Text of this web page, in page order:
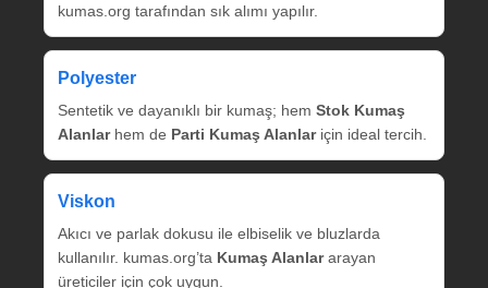
kumas.org tarafından sık alımı yapılır.
Polyester
Sentetik ve dayanıklı bir kumaş; hem Stok Kumaş
Alanlarhem de Parti Kumaş Alanlariçin ideal tercih.
Viskon
Akıcı ve parlak dokusu ile elbiselik ve bluzlarda
kullanılır. kumas.org’ta Kumaş Alanlararayan
üreticiler için çok uygun.